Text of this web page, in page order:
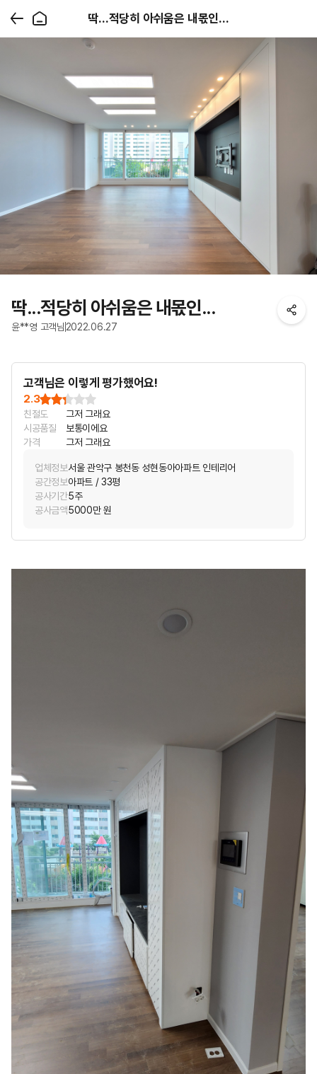
딱...적당히 아쉬움은 내몫인...
딱...적당히 아쉬움은 내몫인...
윤**영 고객님 2022.06.27
고객님은 이렇게 평가했어요!
2.3
친절도
그저 그래요
시공품질
보통이에요
가격
그저 그래요
업체정보서울 관악구 봉천동 성현동아아파트 인테리어
공간정보아파트 / 33평
공사기간5주
공사금액5000만 원